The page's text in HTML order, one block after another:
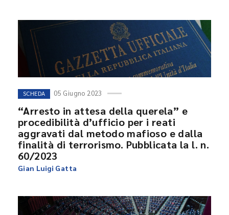
SCHEDA 05 Giugno 2023
“Arresto in attesa della querela” e
procedibilità d’ufficio per i reati
aggravati dal metodo mafioso e dalla
finalità di terrorismo. Pubblicata la l. n.
60/2023
Gian Luigi Gatta